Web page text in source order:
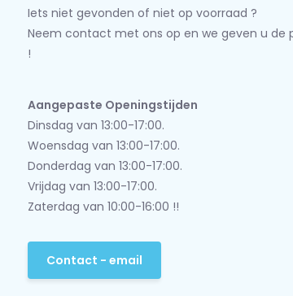
Iets niet gevonden of niet op voorraad ?
Neem contact met ons op en we geven u de
!
Aangepaste Openingstijden
Dinsdag van 13:00-17:00.
Woensdag van 13:00-17:00.
Donderdag van 13:00-17:00.
Vrijdag van 13:00-17:00.
Zaterdag van 10:00-16:00 !!
Contact - email